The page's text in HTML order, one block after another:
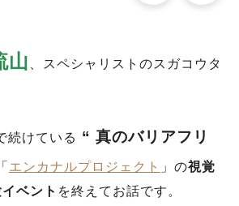
山
、スペシャリストのスガコウタ
続けている “ 真のバリアフリ
エンカナルプロジェクト 」の視覚
ベント を終えてお話です。